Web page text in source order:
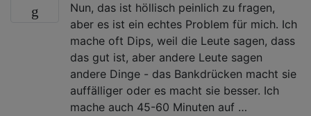
Nun, das ist höllisch peinlich zu fragen,
aber es ist ein echtes Problem für mich. Ich
mache oft Dips, weil die Leute sagen, dass
das gut ist, aber andere Leute sagen
andere Dinge - das Bankdrücken macht sie
auffälliger oder es macht sie besser. Ich
mache auch 45-60 Minuten auf …